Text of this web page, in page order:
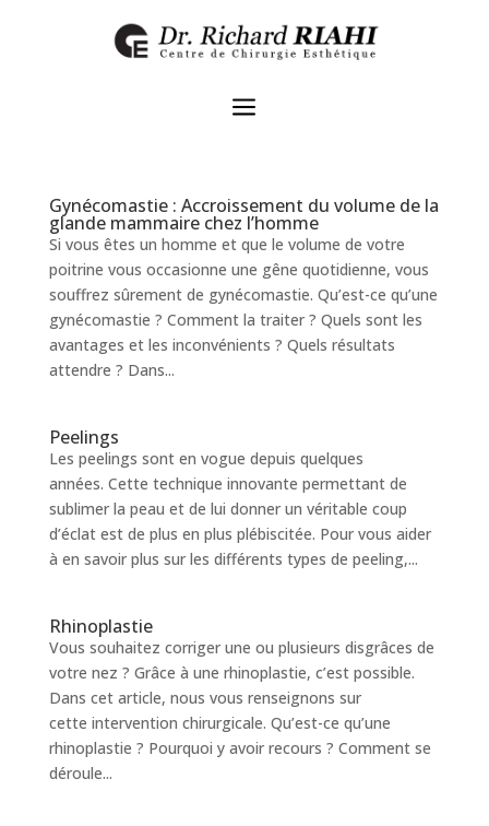
a
Gynécomastie : Accroissement du volume de la
glande mammaire chez l’homme
Si vous êtes un homme et que le volume de votre
poitrine vous occasionne une gêne quotidienne, vous
souffrez sûrement de gynécomastie. Qu’est-ce qu’une
gynécomastie ? Comment la traiter ? Quels sont les
avantages et les inconvénients ? Quels résultats
attendre ? Dans...
Peelings
Les peelings sont en vogue depuis quelques
années. Cette technique innovante permettant de
sublimer la peau et de lui donner un véritable coup
d’éclat est de plus en plus plébiscitée. Pour vous aider
à en savoir plus sur les différents types de peeling,...
Rhinoplastie
Vous souhaitez corriger une ou plusieurs disgrâces de
votre nez ? Grâce à une rhinoplastie, c’est possible.
Dans cet article, nous vous renseignons sur
cette intervention chirurgicale. Qu’est-ce qu’une
rhinoplastie ? Pourquoi y avoir recours ? Comment se
déroule...